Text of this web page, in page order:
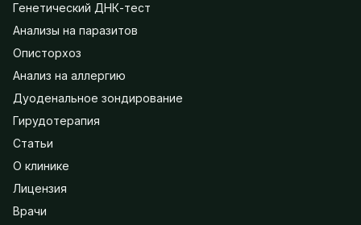
Генетический ДНК-тест
Анализы на паразитов
Описторхоз
Анализ на аллергию
Дуоденальное зондирование
Гирудотерапия
Статьи
О клинике
Лицензия
Врачи